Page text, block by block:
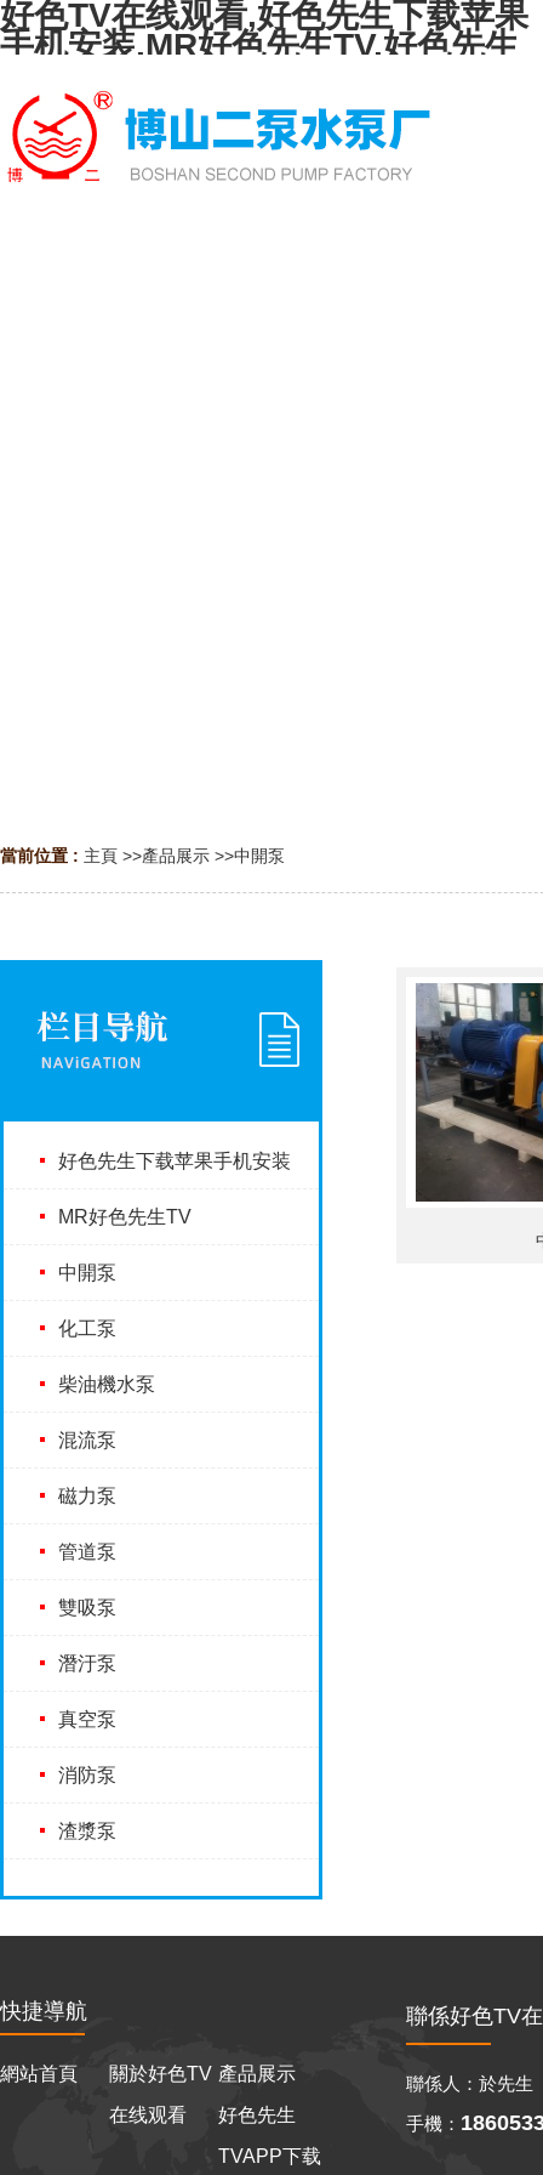
好色TV在线观看,好色先生下载苹果
手机安装,MR好色先生TV,好色先生
當前位置 : 主頁 >>產品展示 >>中開泵
好色先生下载苹果手机安装
MR好色先生TV
中開泵
化工泵
柴油機水泵
混流泵
磁力泵
管道泵
雙吸泵
潛汙泵
真空泵
消防泵
渣漿泵
快捷導航
網站首頁 關於好色TV
在线观看
產品展示
好色先生
TVAPP下载
聯係好色TV
聯係人：於先生
手機：